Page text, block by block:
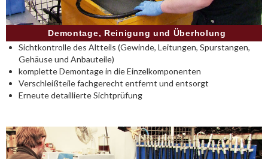
Demontage, Reinigung und Überholung
Sichtkontrolle des Altteils (Gewinde, Leitungen, Spurstangen,
Gehäuse und Anbauteile)
komplette Demontage in die Einzelkomponenten
Verschleißteile fachgerecht entfernt und entsorgt
Erneute detaillierte Sichtprüfung